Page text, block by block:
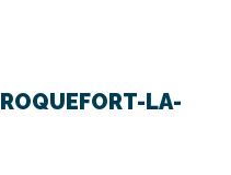
ROQUEFORT-LA-